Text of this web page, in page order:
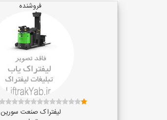
فروشنده
لیفتراک صنعت سورین